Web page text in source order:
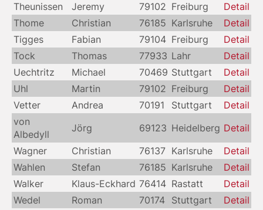
Theunissen
Jeremy 79102 Freiburg
Detail
Thome
Christian 76185 Karlsruhe
Detail
Tigges
Fabian 79104 Freiburg
Detail
Tock
Thomas 77933 Lahr
Detail
Uechtritz
Michael 70469 Stuttgart
Detail
Uhl
Martin 79102 Freiburg
Detail
Vetter
Andrea 70191 Stuttgart
Detail
von
Albedyll
Jörg 69123 Heidelberg Detail
Wagner
Christian 76137 Karlsruhe
Detail
Wahlen
Stefan 76185 Karlsruhe
Detail
Walker
Klaus-Eckhard 76414 Rastatt
Detail
Wedel
Roman 70174 Stuttgart
Detail